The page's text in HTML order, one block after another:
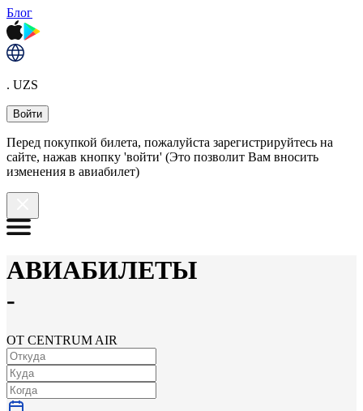
Блог
. UZS
Войти
Перед покупкой билета, пожалуйста зарегистрируйтесь на
сайте, нажав кнопку 'войти' (Это позволит Вам вносить
изменения в авиабилет)
АВИАБИЛЕТЫ
-
ОТ CENTRUM AIR